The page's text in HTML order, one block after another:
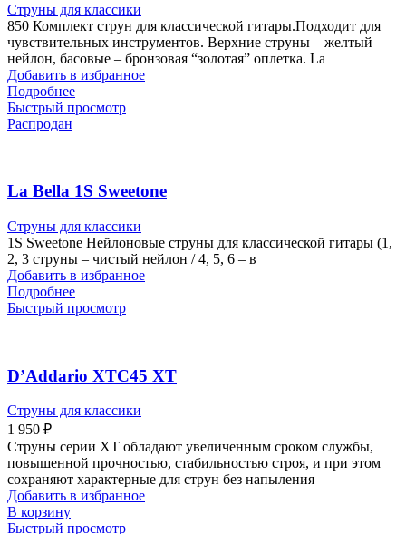
Струны для классики
850 Комплект струн для классической гитары.Подходит для
чувствительных инструментов. Верхние струны – желтый
нейлон, басовые – бронзовая “золотая” оплетка. La
Добавить в избранное
Подробнее
Быстрый просмотр
Распродан
La Bella 1S Sweetone
Струны для классики
1S Sweetone Нейлоновые струны для классической гитары (1,
2, 3 струны – чистый нейлон / 4, 5, 6 – в
Добавить в избранное
Подробнее
Быстрый просмотр
D’Addario XTC45 XT
Струны для классики
1 950 ₽
Струны серии XT обладают увеличенным сроком службы,
повышенной прочностью, стабильностью строя, и при этом
сохраняют характерные для струн без напыления
Добавить в избранное
В корзину
Быстрый просмотр